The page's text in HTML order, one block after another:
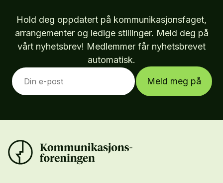
Hold deg oppdatert på kommunikasjonsfaget,
arrangementer og ledige stillinger. Meld deg på
vårt nyhetsbrev! Medlemmer får nyhetsbrevet
automatisk.
Meld meg på